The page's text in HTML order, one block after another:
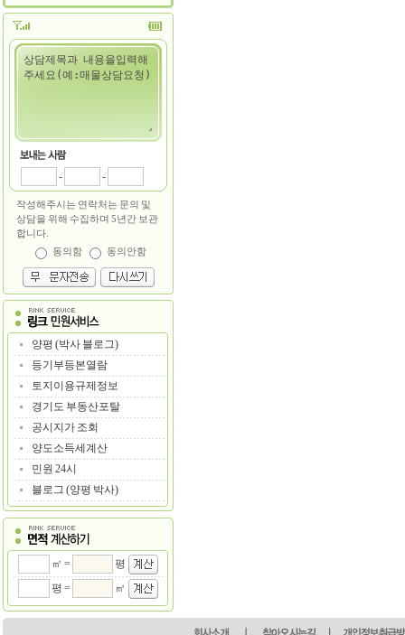
- -
작성해주시는 연락처는 문의 및
상담을 위해 수집하며 5년간 보관
합니다.
동의함
동의안함
양평 (박사 블로그)
등기부등본열람
토지이용규제정보
경기도 부동산포탈
공시지가 조회
양도소득세계산
민원 24시
블로그 (양평 박사)
㎡ =
평
평 =
㎡